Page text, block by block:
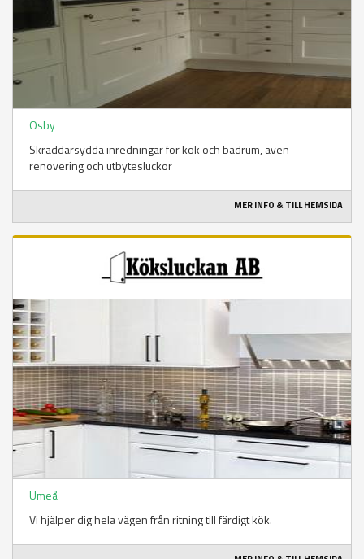
Osby
Skräddarsydda inredningar för kök och badrum, även
renovering och utbytesluckor
MER INFO & TILL HEMSIDA
Umeå
Vi hjälper dig hela vägen från ritning till färdigt kök.